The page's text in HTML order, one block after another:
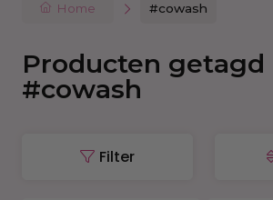
Home #cowash
Producten
#cowash
Filter